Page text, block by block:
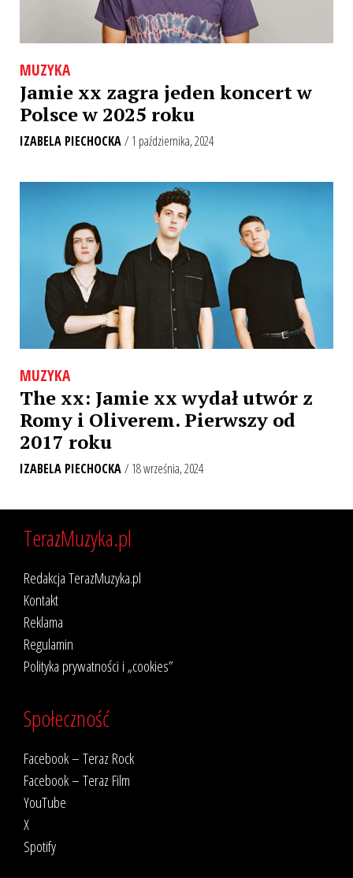
MUZYKA
Jamie xx zagra jeden koncert w
Polsce w 2025 roku
IZABELA PIECHOCKA/ 1 października, 2024
MUZYKA
The xx: Jamie xx wydał utwór z
Romy i Oliverem. Pierwszy od
2017 roku
IZABELA PIECHOCKA/ 18 września, 2024
TerazMuzyka.pl
Redakcja TerazMuzyka.pl
Kontakt
Reklama
Regulamin
Polityka prywatności i „cookies”
Społeczność
Facebook – Teraz Rock
Facebook – Teraz Film
YouTube
X
Spotify